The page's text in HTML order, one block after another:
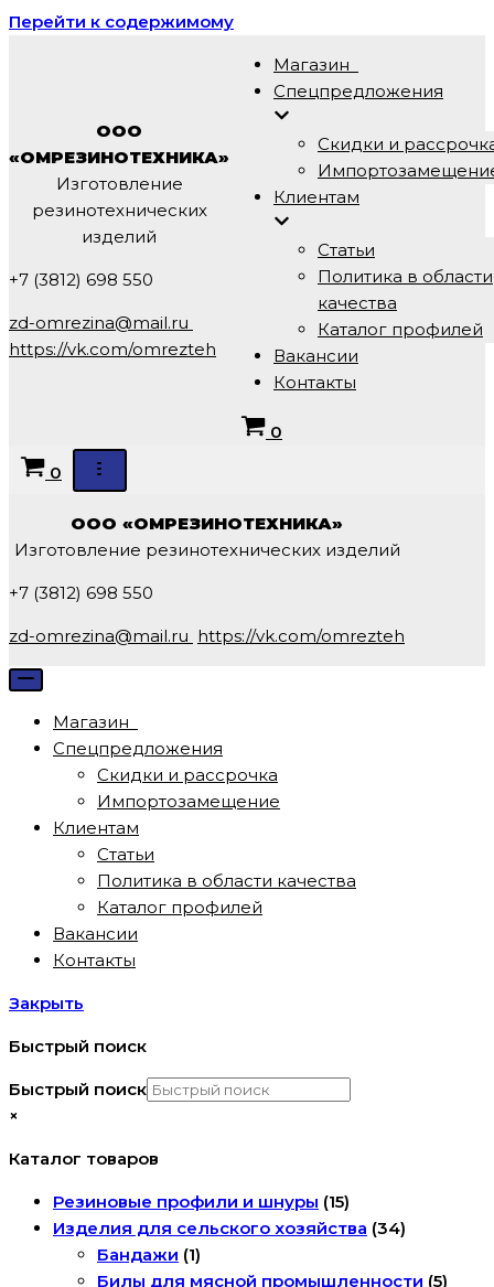
Перейти к содержимому
ООО
«ОМРЕЗИНОТЕХНИКА»
Изготовление
резинотехнических
изделий
+7 (3812) 698 550
zd-omrezina@mail.ru
https://vk.com/omrezteh
Магазин
Спецпредложения
Скидки и
Клиентам
Статьи
Политика в области
качества
Каталог профилей
Вакансии
Контакты
Корзина
0
Корзина
0
Меню
ООО «ОМРЕЗИНОТЕХНИКА»
Изготовление резинотехнических изделий
+7 (3812) 698 550
zd-omrezina@mail.ru https://vk.com/omrezteh
Меню
навигации
Магазин
Спецпредложения
Скидки и рассрочка
Импортозамещение
Клиентам
Статьи
Политика в области качества
Каталог профилей
Вакансии
Контакты
Закрыть
Быстрый поиск
Быстрый поиск
×
Каталог товаров
Резиновые профили и шнуры (15)
Изделия для сельского хозяйства (34)
Бандажи (1)
Билы для мясной промышленности (5)